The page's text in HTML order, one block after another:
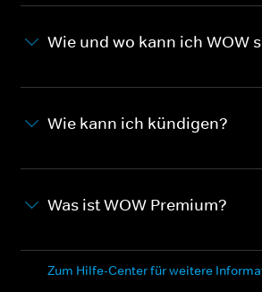
Wie und wo kann ich WOW
Wie kann ich kündigen?
Was ist WOW Premium?
Zum Hilfe-Center für weitere